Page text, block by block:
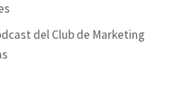
del Club de Marketing